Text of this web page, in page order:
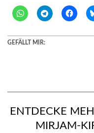
GEFÄLLT MIR:
ENTDECKE
MIRJAM-